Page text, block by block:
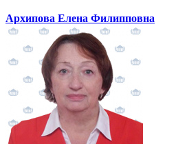
Архипова Елена Филипповна